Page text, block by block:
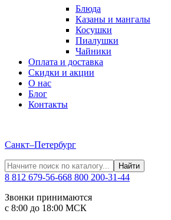
Блюда
Казаны и мангалы
Косушки
Пиалушки
Чайники
Оплата и доставка
Скидки и акции
О нас
Блог
Контакты
Санкт–Петербург
Найти
8 812 679-56-668 800 200-31-44
Звонки принимаются
с 8:00 до 18:00 МСК